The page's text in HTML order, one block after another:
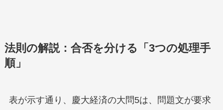
法則の解説：合否を分ける「3つの処理手
順」
表が示す通り、慶大経済の大問5は、問題文が要求